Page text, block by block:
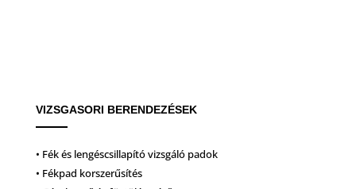
VIZSGASORI BERENDEZÉSEK
• Fék és lengéscsillapító vizsgáló padok
• Fékpad korszerűsítés